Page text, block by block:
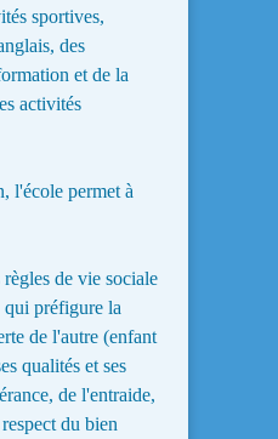
sportives,
des
et de la
activités
l'école permet à
de vie sociale
préfigure la
de l'autre (enfant
qualités et ses
de l'entraide,
du bien